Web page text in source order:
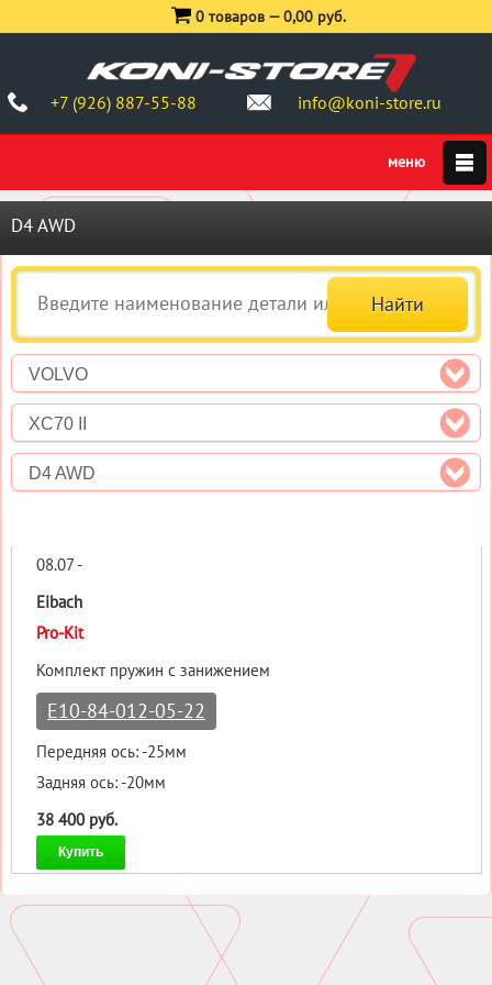
+7 (926) 887-55-88 info@koni-store.ru
0 товаров —0,00 руб.
D4 AWD
VOLVO
XC70 II
D4 AWD
08.07 -
Eibach
Pro-Kit
Комплект пружин с занижением
E10-84-012-05-22
Передняя ось: -25мм
Задняя ось: -20мм
38 400 руб.
Купить